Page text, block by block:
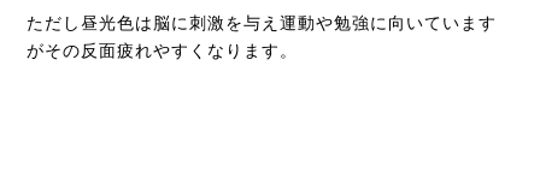
ただし昼光色は脳に刺激を与え運動や勉強に向いています
がその反面疲れやすくなります。